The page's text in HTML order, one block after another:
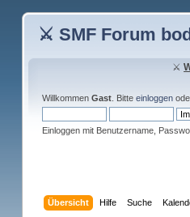
⚔ SMF Forum
⚔
Willkommen Gast. Bitte einloggen
Einloggen mit Benutzername,
Übersicht Hilfe Suche